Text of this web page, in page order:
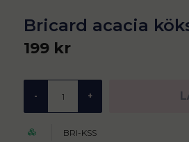
Bricard acacia
199 kr
- +
BRI-KSS